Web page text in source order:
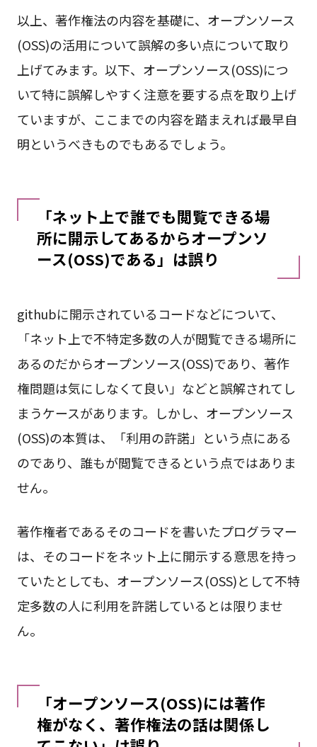
以上、著作権法の内容を基礎に、オープンソース
(OSS)の活用について誤解の多い点について取り
上げてみます。以下、オープンソース(OSS)につ
いて特に誤解しやすく注意を要する点を取り上げ
ていますが、ここまでの内容を踏まえれば最早自
明というべきものでもあるでしょう。
「ネット上で誰でも閲覧できる場
所に開示してあるからオープンソ
ース(OSS)である」は誤り
githubに開示されているコードなどについて、
「ネット上で不特定多数の人が閲覧できる場所に
あるのだからオープンソース(OSS)であり、著作
権問題は気にしなくて良い」などと誤解されてし
まうケースがあります。しかし、オープンソース
(OSS)の本質は、「利用の許諾」という点にある
のであり、誰もが閲覧できるという点ではありま
せん。
著作権者であるそのコードを書いたプログラマー
は、そのコードをネット上に開示する意思を持っ
ていたとしても、オープンソース(OSS)として不特
定多数の人に利用を許諾しているとは限りませ
ん。
「オープンソース(OSS)には著作
権がなく、著作権法の話は関係し